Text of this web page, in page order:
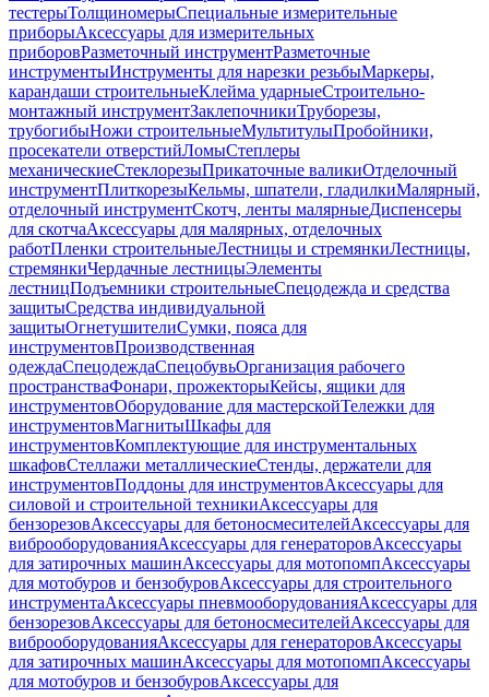
тестерыТолщиномерыСпециальные измерительные
приборыАксессуары для измерительных
приборовРазметочный инструментРазметочные
инструментыИнструменты для нарезки резьбыМаркеры,
карандаши строительныеКлейма ударныеСтроительно-
монтажный инструментЗаклепочникиТруборезы,
трубогибыНожи строительныеМультитулыПробойники,
просекатели отверстийЛомыСтеплеры
механическиеСтеклорезыПрикаточные валикиОтделочный
инструментПлиткорезыКельмы, шпатели, гладилкиМалярный,
отделочный инструментСкотч, ленты малярныеДиспенсеры
для скотчаАксессуары для малярных, отделочных
работПленки строительныеЛестницы и стремянкиЛестницы,
стремянкиЧердачные лестницыЭлементы
лестницПодъемники строительныеСпецодежда и средства
защитыСредства индивидуальной
защитыОгнетушителиСумки, пояса для
инструментовПроизводственная
одеждаСпецодеждаСпецобувьОрганизация рабочего
пространстваФонари, прожекторыКейсы, ящики для
инструментовОборудование для мастерскойТележки для
инструментовМагнитыШкафы для
инструментовКомплектующие для инструментальных
шкафовСтеллажи металлическиеСтенды, держатели для
инструментовПоддоны для инструментовАксессуары для
силовой и строительной техникиАксессуары для
бензорезовАксессуары для бетоносмесителейАксессуары для
виброоборудованияАксессуары для генераторовАксессуары
для затирочных машинАксессуары для мотопомпАксессуары
для мотобуров и бензобуровАксессуары для строительного
инструментаАксессуары пневмооборудованияАксессуары для
бензорезовАксессуары для бетоносмесителейАксессуары для
виброоборудованияАксессуары для генераторовАксессуары
для затирочных машинАксессуары для мотопомпАксессуары
для мотобуров и бензобуровАксессуары для